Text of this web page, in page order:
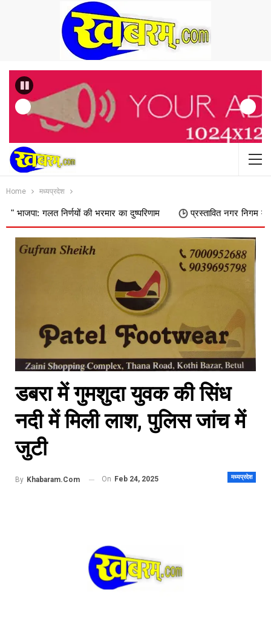
Previous
Home मध्यप्रदेश
निर्णयों की भरमार का दुष्परिणाम प्रस्तावित नगर निगम में शामिल किए
डबरा में गुमशुदा युवक की सिंध
नदी में मिली लाश, पुलिस जांच में
जुटी
मध्यप्रदेश
By Khabaram.Com On Feb 24, 2025